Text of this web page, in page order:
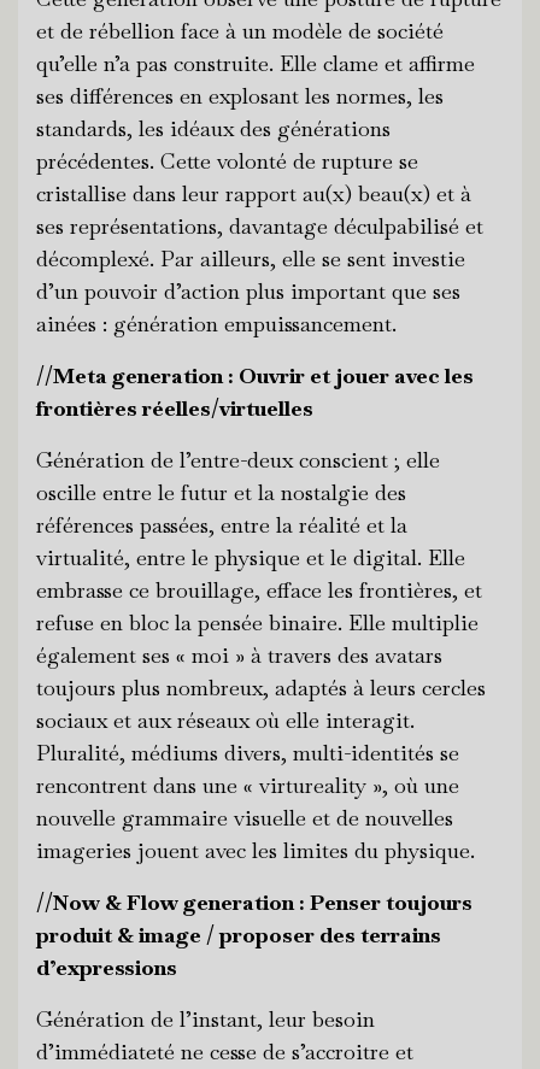
et de rébellion face à un modèle de société
qu’elle n’a pas construite. Elle clame et affirme
ses différences en explosant les normes, les
standards, les idéaux des générations
précédentes. Cette volonté de rupture se
cristallise dans leur rapport au(x) beau(x) et à
ses représentations, davantage déculpabilisé et
décomplexé. Par ailleurs, elle se sent investie
d’un pouvoir d’action plus important que ses
ainées : génération empuissancement.
//Meta generation : Ouvrir et jouer avec les
frontières réelles/virtuelles
Génération de l’entre-deux conscient ; elle
oscille entre le futur et la nostalgie des
références passées, entre la réalité et la
virtualité, entre le physique et le digital. Elle
embrasse ce brouillage, efface les frontières, et
refuse en bloc la pensée binaire. Elle multiplie
également ses « moi » à travers des avatars
toujours plus nombreux, adaptés à leurs cercles
sociaux et aux réseaux où elle interagit.
Pluralité, médiums divers, multi-identités se
rencontrent dans une « virtureality », où une
nouvelle grammaire visuelle et de nouvelles
imageries jouent avec les limites du physique.
//Now & Flow generation : Penser toujours
produit & image / proposer des terrains
d’expressions
Génération de l’instant, leur besoin
d’immédiateté ne cesse de s’accroitre et